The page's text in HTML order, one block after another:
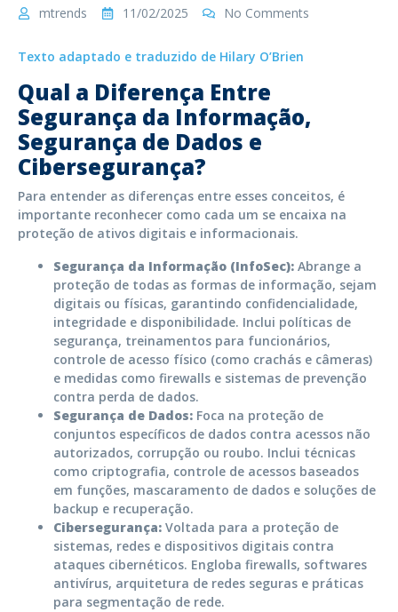
mtrends 11/02/2025 No Comments
Texto adaptado e traduzido de Hilary O’Brien
Qual a Diferença Entre
Segurança da Informação,
Segurança de Dados e
Cibersegurança?
Para entender as diferenças entre esses conceitos, é
importante reconhecer como cada um se encaixa na
proteção de ativos digitais e informacionais.
Segurança da Informação (InfoSec): Abrange a
proteção de todas as formas de informação, sejam
digitais ou físicas, garantindo confidencialidade,
integridade e disponibilidade. Inclui políticas de
segurança, treinamentos para funcionários,
controle de acesso físico (como crachás e câmeras)
e medidas como firewalls e sistemas de prevenção
contra perda de dados.
Segurança de Dados: Foca na proteção de
conjuntos específicos de dados contra acessos não
autorizados, corrupção ou roubo. Inclui técnicas
como criptografia, controle de acessos baseados
em funções, mascaramento de dados e soluções de
backup e recuperação.
Cibersegurança: Voltada para a proteção de
sistemas, redes e dispositivos digitais contra
ataques cibernéticos. Engloba firewalls, softwares
antivírus, arquitetura de redes seguras e práticas
para segmentação de rede.